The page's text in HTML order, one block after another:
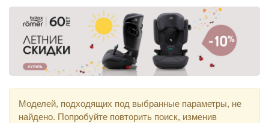
Моделей, подходящих под выбранные параметры, не
найдено. Попробуйте повторить поиск, изменив